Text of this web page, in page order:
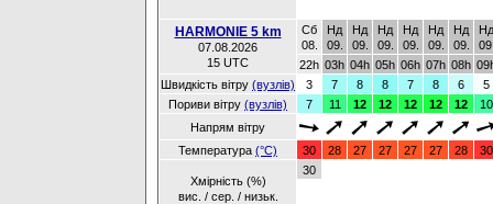
HARMONIE 5 km
07.08.2026
15 UTC
Сб
08.
Нд
09.
Нд
09.
Нд
09.
Нд
09.
Нд
09.
Нд
09.
Нд
22h 03h 04h 05h 06h 07h 08h
Швидкість вітру (вузлів) 3 7 8 8 7 8 6
5
Пориви вітру (вузлів) 7 11 12 12 12 12 12
10
Напрям вітру
Температура (°C) 30 28 27 27 27 27 28 30
Хмірність (%)
вис. / сер. / низьк.
30